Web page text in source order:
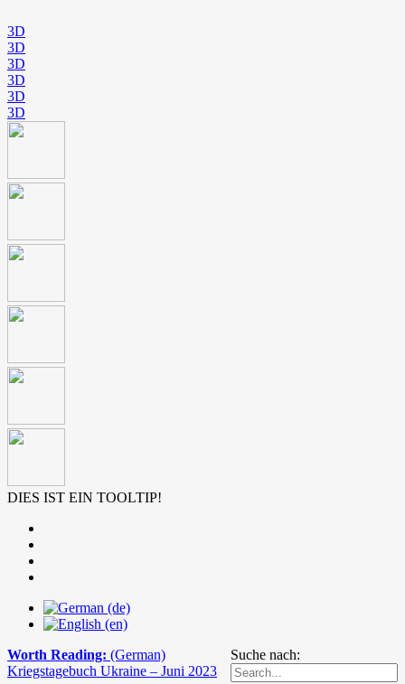
3D
3D
3D
3D
3D
3D
DIES IST EIN TOOLTIP!
Suche nach:
Worth Reading: (German)
Kriegstagebuch Ukraine – Juni 2023